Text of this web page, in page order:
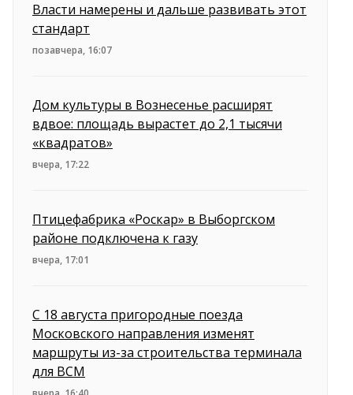
Власти намерены и дальше развивать этот
стандарт
позавчера, 16:07
Дом культуры в Вознесенье расширят
вдвое: площадь вырастет до 2,1 тысячи
«квадратов»
вчера, 17:22
Птицефабрика «Роскар» в Выборгском
районе подключена к газу
вчера, 17:01
С 18 августа пригородные поезда
Московского направления изменят
маршруты из-за строительства терминала
для ВСМ